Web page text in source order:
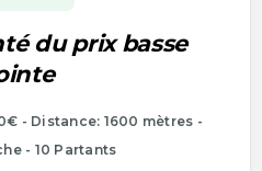
du prix basse
- Distance: 1600 mètres -
- 10 Partants